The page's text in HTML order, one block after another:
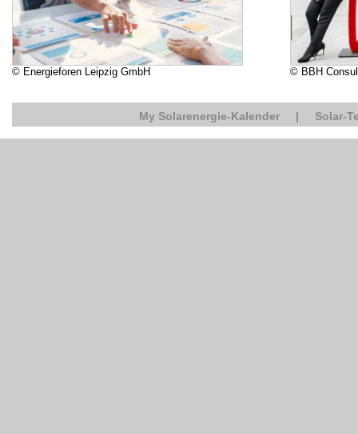
© Energieforen Leipzig GmbH © BBH
My Solarenergie-Kalender | Solar-